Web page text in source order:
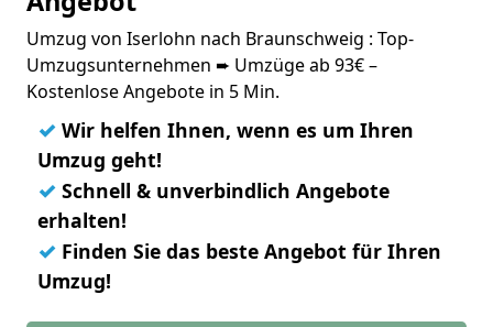
Umzug von Iserlohn nach Braunschweig : Top-
Umzugsunternehmen ➨ Umzüge ab 93€ –
Kostenlose Angebote in 5 Min.
✓ Wir helfen Ihnen, wenn es um Ihren
Umzug geht!
✓ Schnell & unverbindlich Angebote
erhalten!
✓ Finden Sie das beste Angebot für Ihren
Umzug!